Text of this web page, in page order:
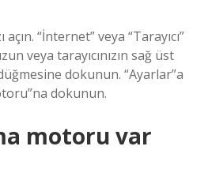
açın. “İnternet” veya “Tarayıcı”
veya tarayıcınızın sağ üst
dokunun. “Ayarlar”a
dokunun.
motoru var